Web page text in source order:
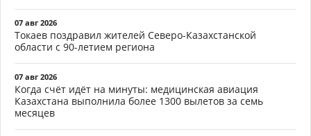
07 авг 2026
Токаев поздравил жителей Северо-Казахстанской
области с 90-летием региона
07 авг 2026
Когда счёт идёт на минуты: медицинская авиация
Казахстана выполнила более 1300 вылетов за семь
месяцев